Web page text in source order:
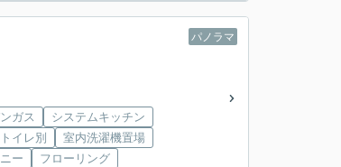
パノラマ
ガス
システムキッチン
イレ別
室内洗濯機置場
ー
フローリング